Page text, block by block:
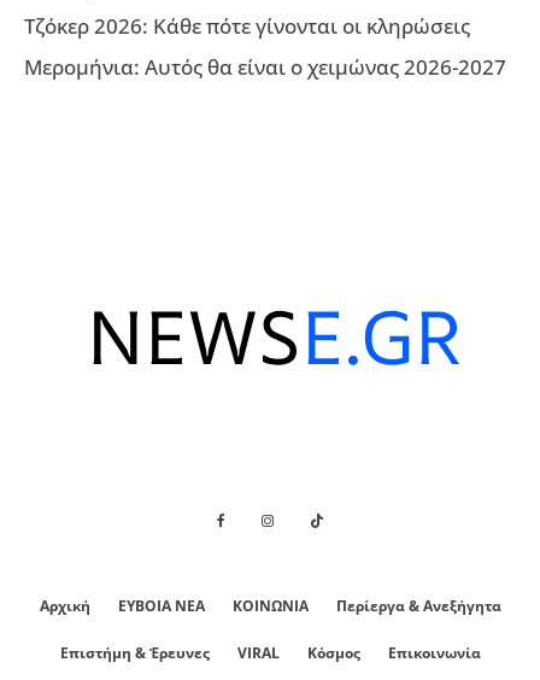
Τζόκερ 2026: Κάθε πότε γίνονται οι κληρώσεις
Μερομήνια: Αυτός θα είναι ο χειμώνας 2026-2027
Αρχική ΕΥΒΟΙΑ ΝΕΑ ΚΟΙΝΩΝΙΑ Περίεργα & Ανεξήγητα
Επιστήμη & Έρευνες VIRAL Κόσμος Επικοινωνία